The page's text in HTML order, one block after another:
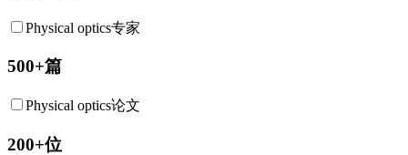
Physical optics专家
500+篇
Physical optics论文
200+位